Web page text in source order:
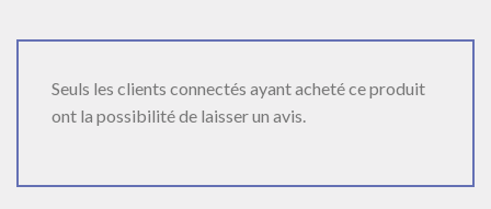
Seuls les clients connectés ayant acheté ce produit
ont la possibilité de laisser un avis.